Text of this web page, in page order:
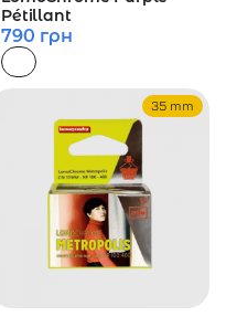
Pétillant
790 грн
35 mm